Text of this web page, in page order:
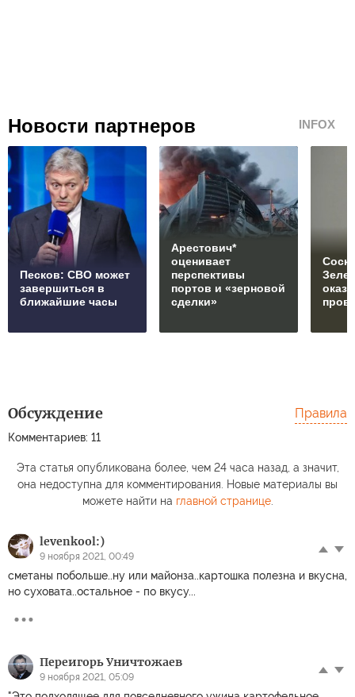
Новости партнеров INFOX
Песков: СВО может
завершиться в
ближайшие часы
Арестович*
оценивает
перспективы
портов и «зерновой
сделки»
Обсуждение
Комментариев: 11
Правила
Эта статья опубликована более, чем 24 часа назад, а значит,
она недоступна для комментирования. Новые материалы вы
можете найти на главной странице.
levenkool:)
9 ноября 2021, 00:49
сметаны побольше..ну или майонза..картошка полезна и вкусна,
но суховата..остальное - по вкусу...
Переигорь Уничтожаев
9 ноября 2021, 05:09